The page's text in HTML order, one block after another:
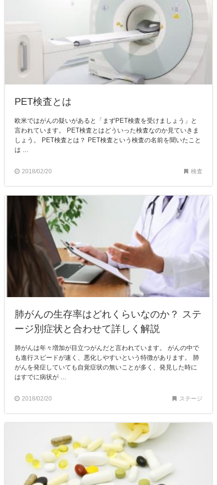
PET検査とは
欧米ではがんの疑いがあると「まずPET検査を受けましょう」と
言われています。 PET検査とはどういった検査なのか見ていきま
しょう。 PET検査とは？ PET検査という検査の名前を聞いたこと
は ...
2018/02/20 検査
肺がんの生存率はどれくらいなのか？ ステ
ージ別症状と合わせて詳しく解説
肺がんは年々増加が目立つがんだと言われています。 がんの中で
も進行スピードが速く、悪化しやすいという特徴があります。 肺
がんを発症していても自覚症状の無いことが多く、発見した時に
はすでに病状が ...
2018/02/20 ステージ